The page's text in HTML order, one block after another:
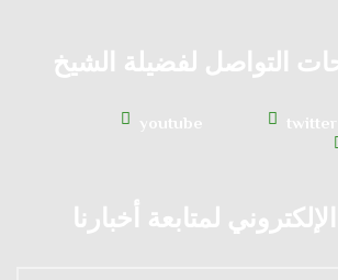
التواصل لفضيلة الشيخ
twitter
youtube
لمتابعة أخبارنا